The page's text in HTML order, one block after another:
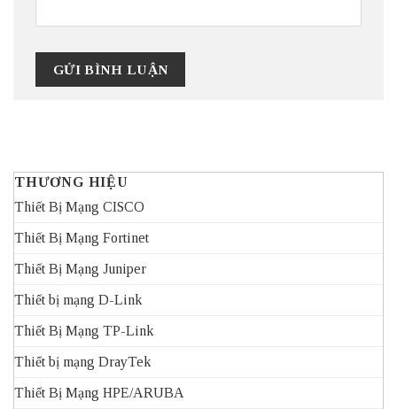
THƯƠNG HIỆU
Thiết Bị Mạng CISCO
Thiết Bị Mạng Fortinet
Thiết Bị Mạng Juniper
Thiết bị mạng D-Link
Thiết Bị Mạng TP-Link
Thiết bị mạng DrayTek
Thiết Bị Mạng HPE/ARUBA